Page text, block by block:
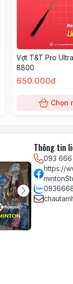
Vợt T&T Pro
8800
650.000đ
Chọn
Thông tin
093
https://